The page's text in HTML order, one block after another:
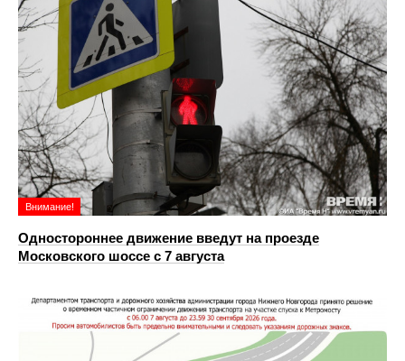
Внимание!
Одностороннее движение введут на проезде
Московского шоссе с 7 августа